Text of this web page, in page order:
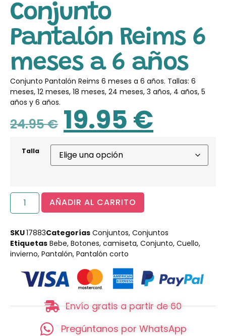
Conjunto
Pantalón Reims 6
meses a 6 años
Conjunto Pantalón Reims 6 meses a 6 años. Tallas: 6
meses, 12 meses, 18 meses, 24 meses, 3 años, 4 años, 5
años y 6 años.
24.95€ 19.95€
Talla
AÑADIR AL CARRITO
SKU17883Categorías Conjuntos, Conjuntos
Etiquetas Bebe, Botones, camiseta, Conjunto, Cuello,
invierno, Pantalón, Pantalón corto
Envío gratis a partir de 60
Pregúntanos por WhatsApp